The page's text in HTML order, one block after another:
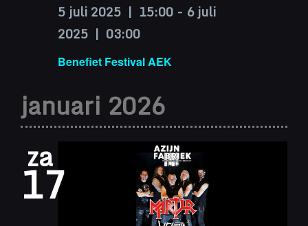
Benefiet Festival AEK
5 juli 2025 | 15:00 - 6 juli
2025 | 03:00
januari 2026
za
17